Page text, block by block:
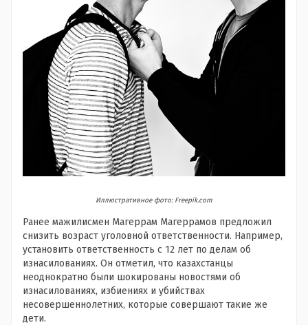
Иллюстративное фото: Freepik.com
Ранее мажилисмен Магеррам Магеррамов предложил
снизить возраст уголовной ответственности. Например,
установить ответственность с 12 лет по делам об
изнасилованиях. Он отметил, что казахстанцы
неоднократно были шокированы новостями об
изнасилованиях, избиениях и убийствах
несовершеннолетних, которые совершают такие же
дети.